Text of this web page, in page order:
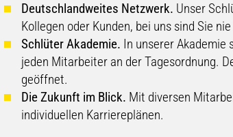
Deutschlandweites Netzwerk. Unser
Kollegen oder Kunden, bei uns sind Sie
Schlüter Akademie. In unserer Akademie
jeden Mitarbeiter an der Tagesordnung.
geöffnet.
Die Zukunft im Blick. Mit diversen
individuellen Karriereplänen.